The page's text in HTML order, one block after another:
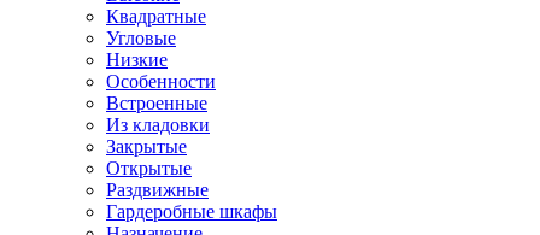
Квадратные
Угловые
Низкие
Особенности
Встроенные
Из кладовки
Закрытые
Открытые
Раздвижные
Гардеробные шкафы